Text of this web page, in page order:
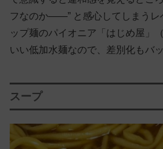
フなのか——” と感心してしまうレ
ップ麺のパイオニア「はじめ屋」
いい低加水麺なので、差別化もバ
スープ